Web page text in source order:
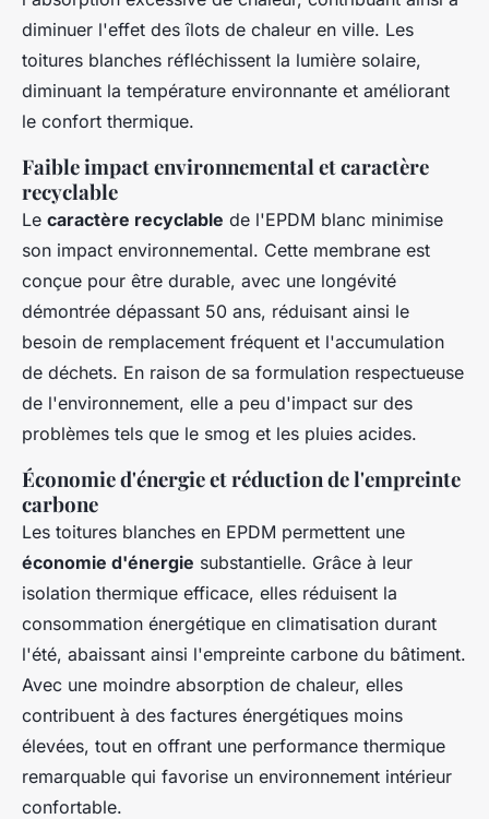
diminuer l'effet des îlots de chaleur en ville. Les
toitures blanches réfléchissent la lumière solaire,
diminuant la température environnante et améliorant
le confort thermique.
Faible impact environnemental et caractère
recyclable
Le caractère recyclable de l'EPDM blanc minimise
son impact environnemental. Cette membrane est
conçue pour être durable, avec une longévité
démontrée dépassant 50 ans, réduisant ainsi le
besoin de remplacement fréquent et l'accumulation
de déchets. En raison de sa formulation respectueuse
de l'environnement, elle a peu d'impact sur des
problèmes tels que le smog et les pluies acides.
Économie d'énergie et réduction de l'empreinte
carbone
Les toitures blanches en EPDM permettent une
économie d'énergie substantielle. Grâce à leur
isolation thermique efficace, elles réduisent la
consommation énergétique en climatisation durant
l'été, abaissant ainsi l'empreinte carbone du bâtiment.
Avec une moindre absorption de chaleur, elles
contribuent à des factures énergétiques moins
élevées, tout en offrant une performance thermique
remarquable qui favorise un environnement intérieur
confortable.